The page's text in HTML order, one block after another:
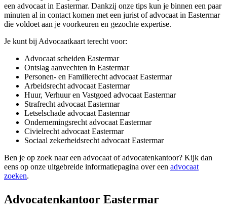
een advocaat in Eastermar. Dankzij onze tips kun je binnen een paar
minuten al in contact komen met een jurist of advocaat in Eastermar
die voldoet aan je voorkeuren en gezochte expertise.
Je kunt bij Advocaatkaart terecht voor:
Advocaat scheiden Eastermar
Ontslag aanvechten in Eastermar
Personen- en Familierecht advocaat Eastermar
Arbeidsrecht advocaat Eastermar
Huur, Verhuur en Vastgoed advocaat Eastermar
Strafrecht advocaat Eastermar
Letselschade advocaat Eastermar
Ondernemingsrecht advocaat Eastermar
Civielrecht advocaat Eastermar
Sociaal zekerheidsrecht advocaat Eastermar
Ben je op zoek naar een advocaat of advocatenkantoor? Kijk dan
eens op onze uitgebreide informatiepagina over een advocaat
zoeken.
Advocatenkantoor Eastermar